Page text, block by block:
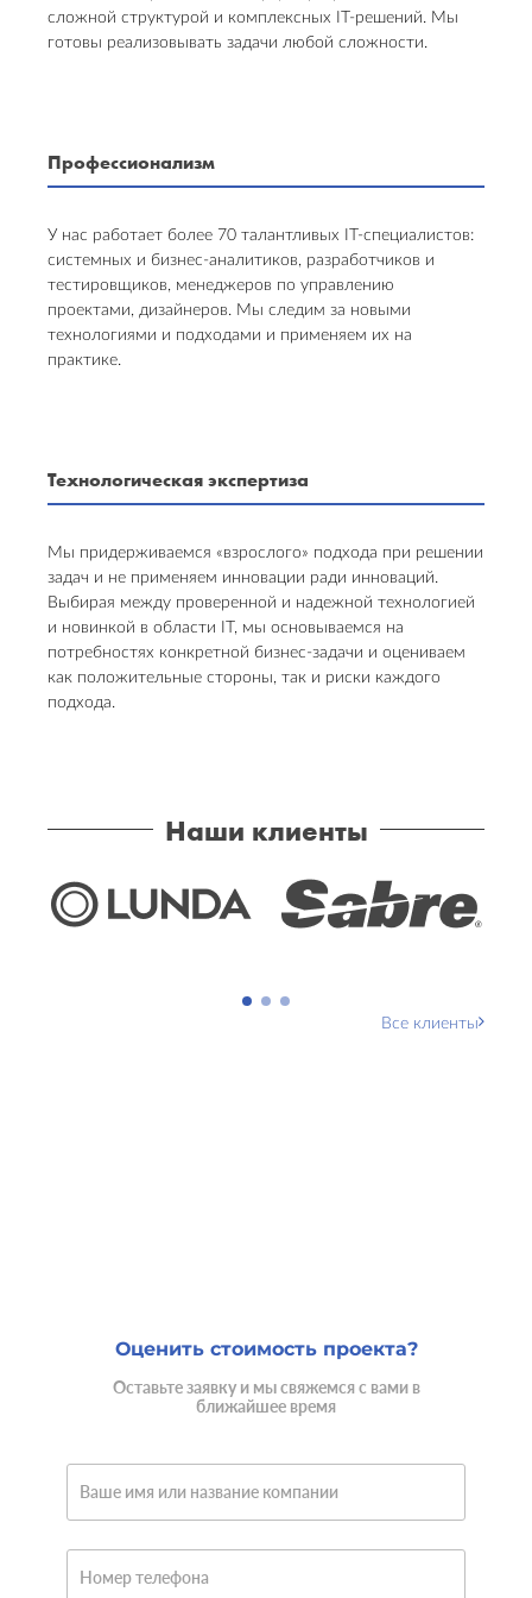
сложной структурой и комплексных IT-решений. Мы
готовы реализовывать задачи любой сложности.
Профессионализм
У нас работает более 70 талантливых IT-специалистов:
системных и бизнес-аналитиков, разработчиков и
тестировщиков, менеджеров по управлению
проектами, дизайнеров. Мы следим за новыми
технологиями и подходами и применяем их на
практике.
Технологическая экспертиза
Мы придерживаемся «взрослого» подхода при решении
задач и не применяем инновации ради инноваций.
Выбирая между проверенной и надежной технологией
и новинкой в области IT, мы основываемся на
потребностях конкретной бизнес-задачи и оцениваем
как положительные стороны, так и риски каждого
подхода.
Наши клиенты
Все клиенты
Оценить стоимость проекта?
Оставьте заявку и мы свяжемся с вами в
ближайшее время
Ваше имя или название компании
Номер телефона